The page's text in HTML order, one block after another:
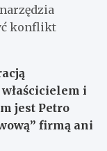
konflikt
i
jest Petro
firmą ani